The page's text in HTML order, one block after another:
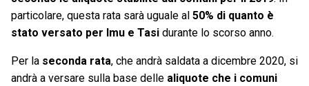
particolare, questa rata sarà uguale al 50% di quanto è
stato versato per Imu e Tasi durante lo scorso anno.
Per la seconda rata, che andrà saldata a dicembre 2020, si
andrà a versare sulla base delle aliquote che i comuni